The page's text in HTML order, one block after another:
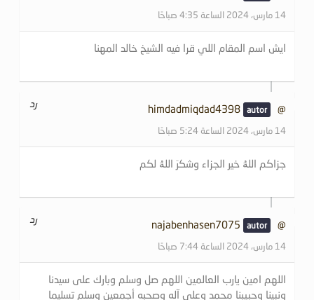
14 مارس، 2024 الساعة 4:35 صباحًا
ايش اسم المقام اللي قرا فيه الشيخ خالد المهنا
@himdadmiqdad4398
14 مارس، 2024 الساعة 5:24 صباحًا
رد
جزاكم اللەُ خير الجزاء وشكرَ اللەُ لكم
@najabenhasen7075
14 مارس، 2024 الساعة 7:44 صباحًا
رد
اللهم امين يارب العالمين اللهم صل وسلم وبارك على سيدنا
ونبينا وحبيبنا محمد وعلى آله وصحبه أجمعين وسلم تسليما